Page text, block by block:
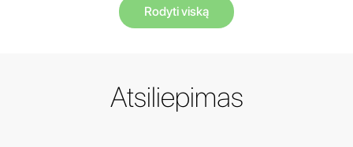
Rodyti viską
Atsiliepimas